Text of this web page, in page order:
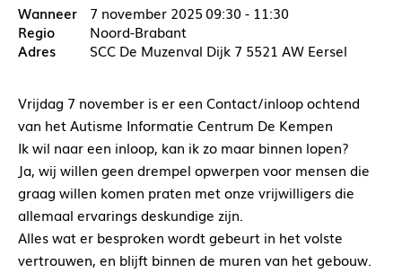
7 november 2025 09:30 - 11:30
Noord-Brabant
SCC De Muzenval Dijk 7 5521 AW Eersel
Vrijdag 7 november is er een Contact/inloop ochtend
van het Autisme Informatie Centrum De Kempen
Ik wil naar een inloop, kan ik zo maar binnen lopen?
Ja, wij willen geen drempel opwerpen voor mensen die
graag willen komen praten met onze vrijwilligers die
allemaal ervarings deskundige zijn.
Alles wat er besproken wordt gebeurt in het volste
vertrouwen, en blijft binnen de muren van het gebouw.